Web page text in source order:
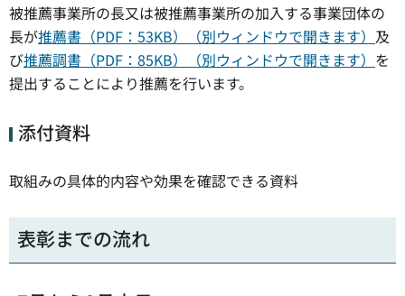
被推薦事業所の長又は被推薦事業所の加入する事業団体の
長が推薦書（PDF：53KB）（別ウィンドウで開きます） 及
び推薦調書（PDF：85KB）（別ウィンドウで開きます） を
提出することにより推薦を行います。
添付資料
取組みの具体的内容や効果を確認できる資料
表彰までの流れ